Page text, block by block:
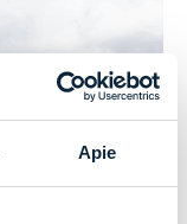
Apie